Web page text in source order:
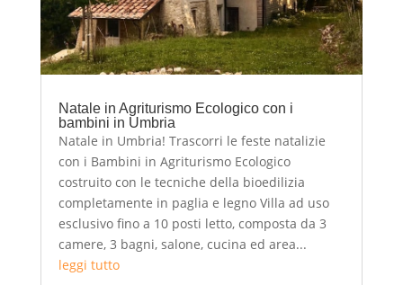
Natale in Agriturismo Ecologico con i
bambini in Umbria
Natale in Umbria! Trascorri le feste natalizie
con i Bambini in Agriturismo Ecologico
costruito con le tecniche della bioedilizia
completamente in paglia e legno Villa ad uso
esclusivo fino a 10 posti letto, composta da 3
camere, 3 bagni, salone, cucina ed area...
leggi tutto